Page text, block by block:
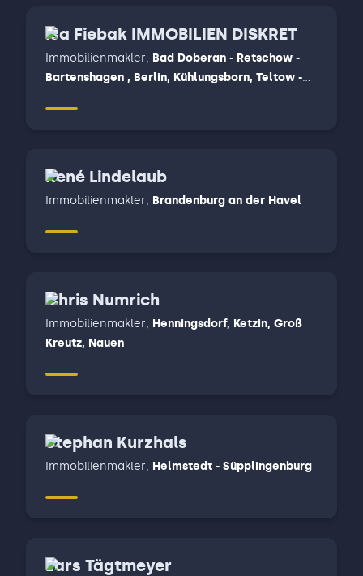
Isa Fiebak IMMOBILIEN DISKRET
Immobilienmakler, Bad Doberan - Retschow -
Bartenshagen , Berlin, Kühlungsborn, Teltow -
René Lindelaub
Immobilienmakler, Brandenburg an der Havel
Chris Numrich
Immobilienmakler, Henningsdorf, Ketzin, Groß
Kreutz, Nauen
Stephan Kurzhals
Immobilienmakler, Helmstedt - Süpplingenburg
Lars Tägtmeyer